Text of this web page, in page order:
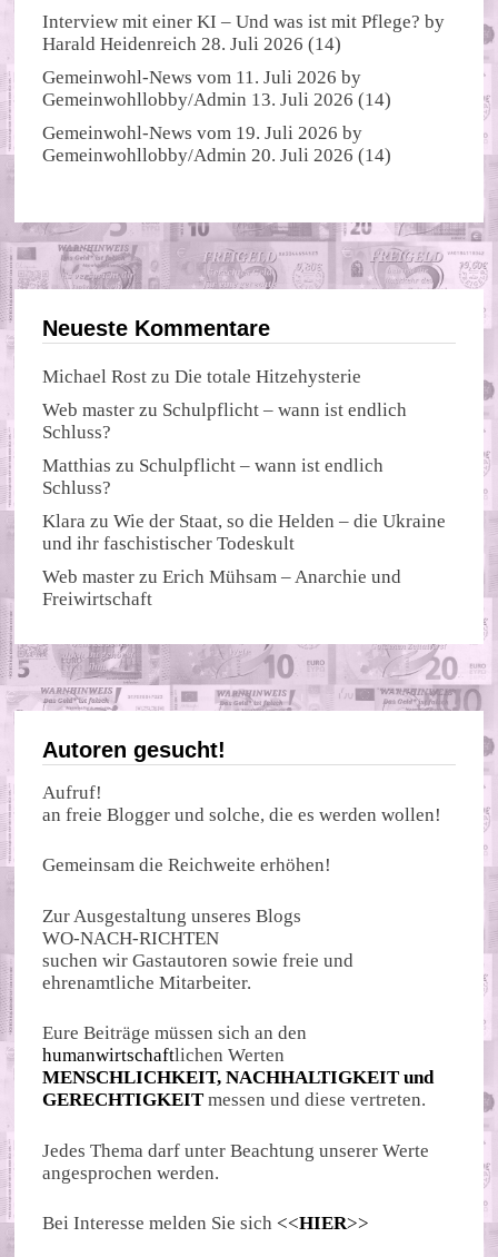
Interview mit einer KI – Und was ist mit Pflege? by
Harald Heidenreich 28. Juli 2026 (14)
Gemeinwohl-News vom 11. Juli 2026 by
Gemeinwohllobby/Admin 13. Juli 2026 (14)
Gemeinwohl-News vom 19. Juli 2026 by
Gemeinwohllobby/Admin 20. Juli 2026 (14)
Neueste Kommentare
Michael Rost zuDie totale Hitzehysterie
Web master zu Schulpflicht – wann ist endlich
Schluss?
Matthias zu Schulpflicht – wann ist endlich
Schluss?
Klara zuWie der Staat, so die Helden – die Ukraine
und ihr faschistischer Todeskult
Web master zuErich Mühsam – Anarchie und
Freiwirtschaft
Autoren gesucht!
Aufruf!
an freie Blogger und solche, die es werden wollen!
Gemeinsam die Reichweite erhöhen!
Zur Ausgestaltung unseres Blogs
WO-NACH-RICHTEN
suchen wir Gastautoren sowie freie und
ehrenamtliche Mitarbeiter.
Eure Beiträge müssen sich an den
humanwirtschaftlichen Werten
MENSCHLICHKEIT, NACHHALTIGKEIT und
GERECHTIGKEIT messen und diese vertreten.
Jedes Thema darf unter Beachtung unserer Werte
angesprochen werden.
Bei Interesse melden Sie sich <<HIER>>